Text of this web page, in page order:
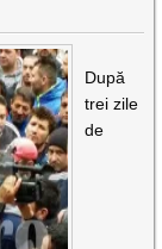
După
trei zile
de